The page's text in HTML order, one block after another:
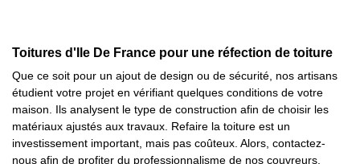
Toitures d'Ile De France pour une réfection de toiture
Que ce soit pour un ajout de design ou de sécurité, nos artisans
étudient votre projet en vérifiant quelques conditions de votre
maison. Ils analysent le type de construction afin de choisir les
matériaux ajustés aux travaux. Refaire la toiture est un
investissement important, mais pas coûteux. Alors, contactez-
nous afin de profiter du professionnalisme de nos couvreurs.